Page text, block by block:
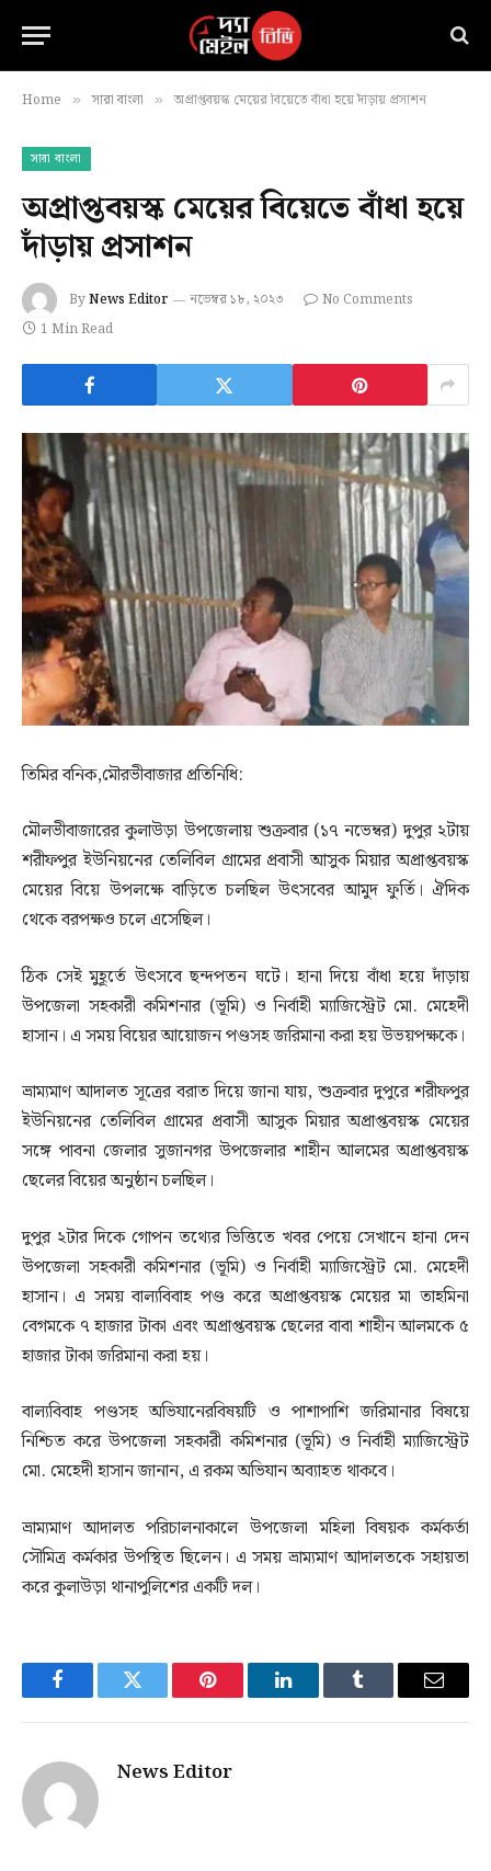
Home » সারা বাংলা » অপ্রাপ্তবয়স্ক মেয়ের বিয়েতে বাঁধা হয়ে দাঁড়ায় প্রসাশন
সারা বাংলা
অপ্রাপ্তবয়স্ক মেয়ের বিয়েতে বাঁধা হয়ে
দাঁড়ায় প্রসাশন
ByNews Editor নভেম্বর ১৮, ২০২৩
No Comments
1 Min Read
তিমির বনিক,মৌরভীবাজার প্রতিনিধি:
মৌলভীবাজারের কুলাউড়া উপজেলায় শুক্রবার (১৭ নভেম্বর) দুপুর ২টায়
শরীফপুর ইউনিয়নের তেলিবিল গ্রামের প্রবাসী আসুক মিয়ার অপ্রাপ্তবয়স্ক
মেয়ের বিয়ে উপলক্ষে বাড়িতে চলছিল উৎসবের আমুদ ফুর্তি। ঐদিক
থেকে বরপক্ষও চলে এসেছিল।
ঠিক সেই মুহূর্তে উৎসবে ছন্দপতন ঘটে। হানা দিয়ে বাঁধা হয়ে দাঁড়ায়
উপজেলা সহকারী কমিশনার (ভূমি) ও নির্বাহী ম্যাজিস্ট্রেট মো. মেহেদী
হাসান। এ সময় বিয়ের আয়োজন পণ্ডসহ জরিমানা করা হয় উভয়পক্ষকে।
ভ্রাম্যমাণ আদালত সূত্রের বরাত দিয়ে জানা যায়, শুক্রবার দুপুরে শরীফপুর
ইউনিয়নের তেলিবিল গ্রামের প্রবাসী আসুক মিয়ার অপ্রাপ্তবয়স্ক মেয়ের
সঙ্গে পাবনা জেলার সুজানগর উপজেলার শাহীন আলমের অপ্রাপ্তবয়স্ক
ছেলের বিয়ের অনুষ্ঠান চলছিল।
দুপুর ২টার দিকে গোপন তথ্যের ভিত্তিতে খবর পেয়ে সেখানে হানা দেন
উপজেলা সহকারী কমিশনার (ভূমি) ও নির্বাহী ম্যাজিস্ট্রেট মো. মেহেদী
হাসান। এ সময় বাল্যবিবাহ পণ্ড করে অপ্রাপ্তবয়স্ক মেয়ের মা তাহমিনা
বেগমকে ৭ হাজার টাকা এবং অপ্রাপ্তবয়স্ক ছেলের বাবা শাহীন আলমকে ৫
হাজার টাকা জরিমানা করা হয়।
বাল্যবিবাহ পণ্ডসহ অভিযানেরবিষয়টি ও পাশাপাশি জরিমানার বিষয়ে
নিশ্চিত করে উপজেলা সহকারী কমিশনার (ভূমি) ও নির্বাহী ম্যাজিস্ট্রেট
মো. মেহেদী হাসান জানান, এ রকম অভিযান অব্যাহত থাকবে।
ভ্রাম্যমাণ আদালত পরিচালনাকালে উপজেলা মহিলা বিষয়ক কর্মকর্তা
সৌমিত্র কর্মকার উপস্থিত ছিলেন। এ সময় ভ্রাম্যমাণ আদালতকে সহায়তা
করে কুলাউড়া থানাপুলিশের একটি দল।
FacebookTwitter Pinterest LinkedInTumblr Email
News Editor